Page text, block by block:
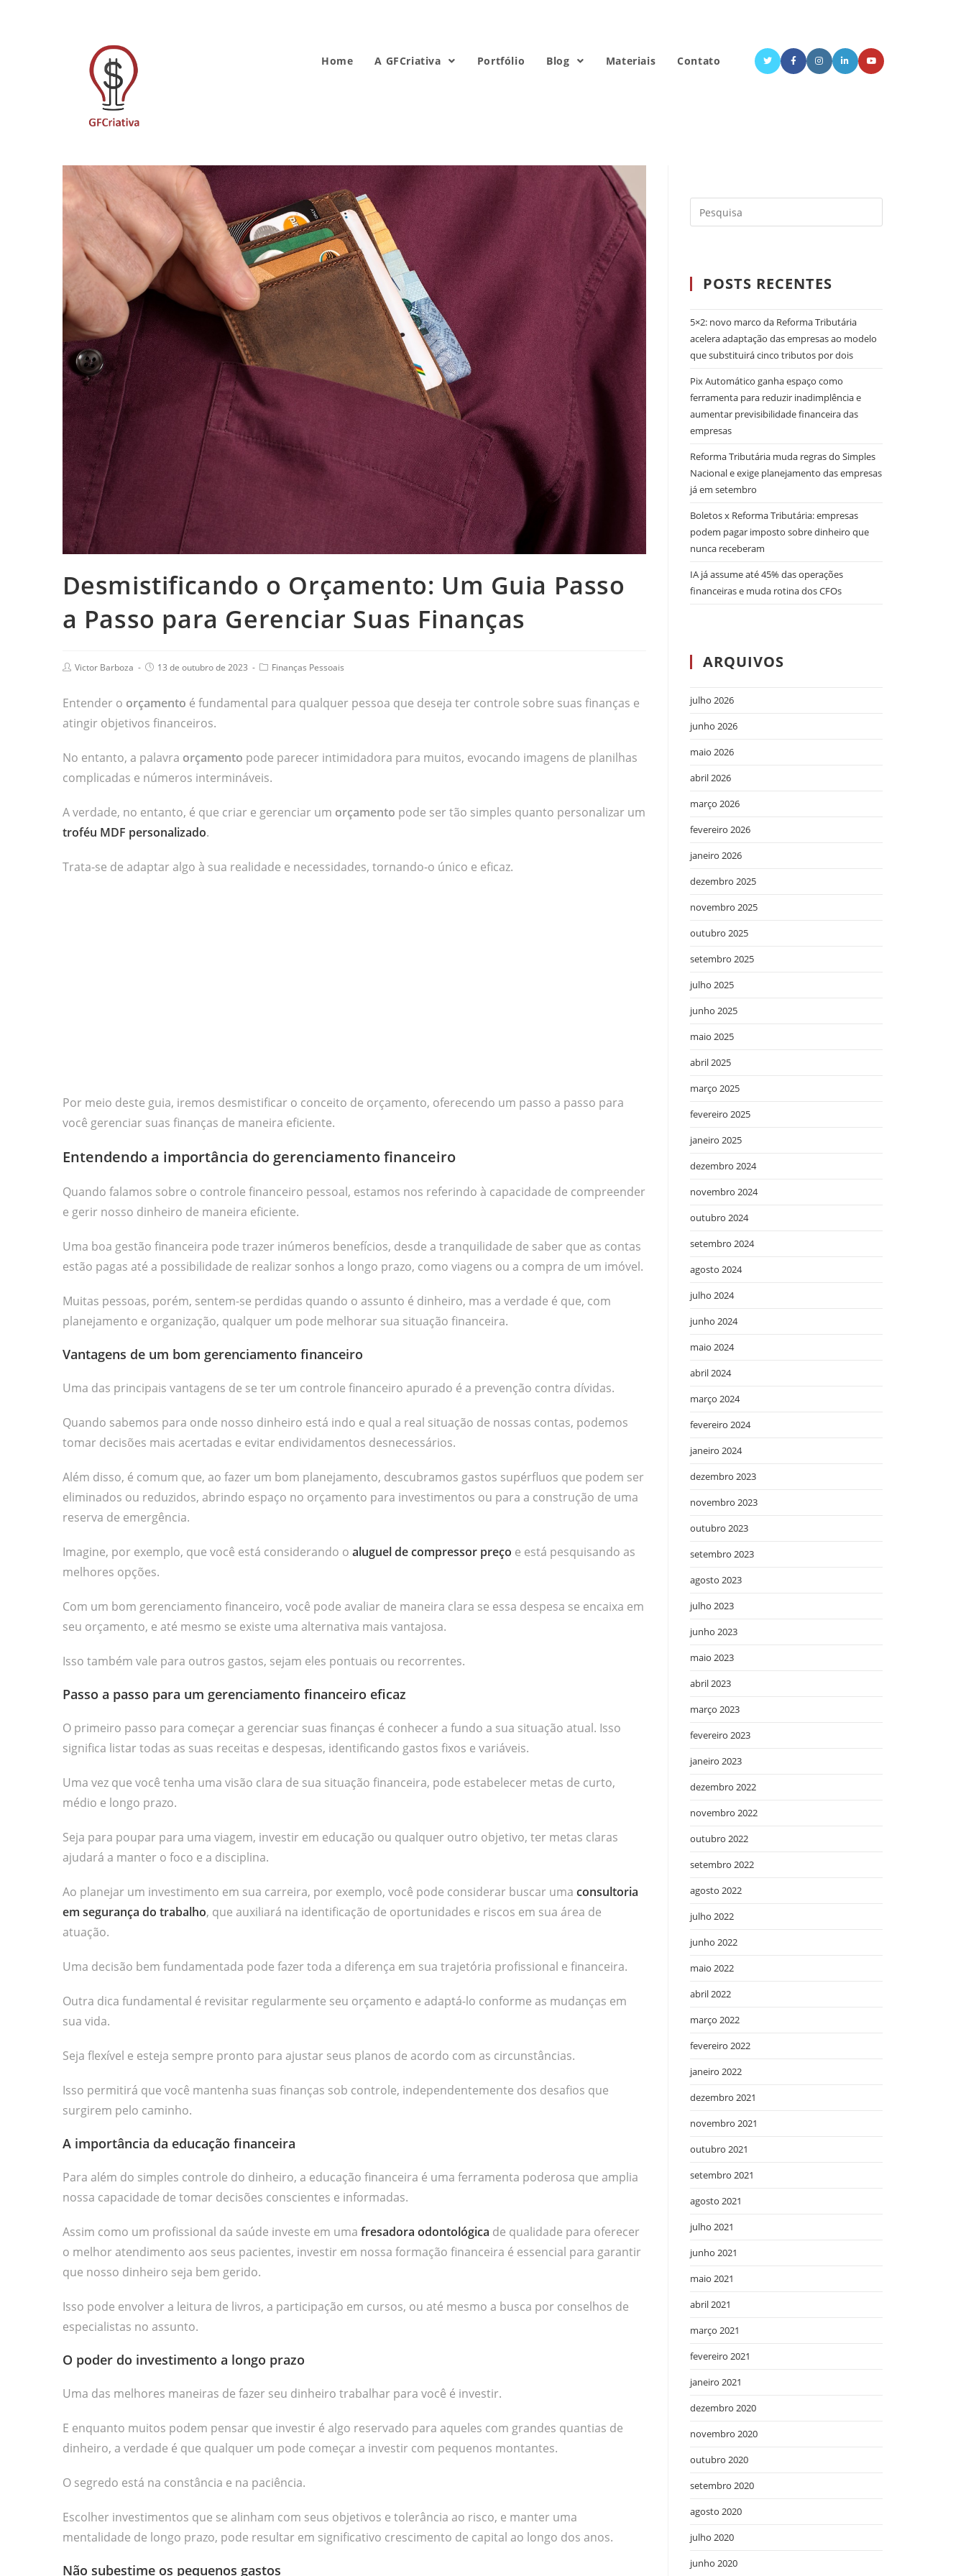
Home A GFCriativa Portfólio Blog Materiais Contato
Desmistificando o Orçamento: Um Guia Passo
a Passo para Gerenciar Suas Finanças
Victor Barboza 13 de outubro de 2023 Finanças Pessoais
Entender o orçamento é fundamental para qualquer pessoa que deseja ter controle sobre suas finanças e
atingir objetivos financeiros.
No entanto, a palavra orçamento pode parecer intimidadora para muitos, evocando imagens de planilhas
complicadas e números intermináveis.
A verdade, no entanto, é que criar e gerenciar um orçamento pode ser tão simples quanto personalizar um
troféu MDF personalizado.
Trata-se de adaptar algo à sua realidade e necessidades, tornando-o único e eficaz.
Por meio deste guia, iremos desmistificar o conceito de orçamento, oferecendo um passo a passo para
você gerenciar suas finanças de maneira eficiente.
Entendendo a importância do gerenciamento financeiro
Quando falamos sobre o controle financeiro pessoal, estamos nos referindo à capacidade de compreender
e gerir nosso dinheiro de maneira eficiente.
Uma boa gestão financeira pode trazer inúmeros benefícios, desde a tranquilidade de saber que as contas
estão pagas até a possibilidade de realizar sonhos a longo prazo, como viagens ou a compra de um imóvel.
Muitas pessoas, porém, sentem-se perdidas quando o assunto é dinheiro, mas a verdade é que, com
planejamento e organização, qualquer um pode melhorar sua situação financeira.
Vantagens de um bom gerenciamento financeiro
Uma das principais vantagens de se ter um controle financeiro apurado é a prevenção contra dívidas.
Quando sabemos para onde nosso dinheiro está indo e qual a real situação de nossas contas, podemos
tomar decisões mais acertadas e evitar endividamentos desnecessários.
Além disso, é comum que, ao fazer um bom planejamento, descubramos gastos supérfluos que podem ser
eliminados ou reduzidos, abrindo espaço no orçamento para investimentos ou para a construção de uma
reserva de emergência.
Imagine, por exemplo, que você está considerando o aluguel de compressor preço e está pesquisando as
melhores opções.
Com um bom gerenciamento financeiro, você pode avaliar de maneira clara se essa despesa se encaixa em
seu orçamento, e até mesmo se existe uma alternativa mais vantajosa.
Isso também vale para outros gastos, sejam eles pontuais ou recorrentes.
Passo a passo para um gerenciamento financeiro eficaz
O primeiro passo para começar a gerenciar suas finanças é conhecer a fundo a sua situação atual. Isso
significa listar todas as suas receitas e despesas, identificando gastos fixos e variáveis.
Uma vez que você tenha uma visão clara de sua situação financeira, pode estabelecer metas de curto,
médio e longo prazo.
Seja para poupar para uma viagem, investir em educação ou qualquer outro objetivo, ter metas claras
ajudará a manter o foco e a disciplina.
Ao planejar um investimento em sua carreira, por exemplo, você pode considerar buscar uma consultoria
em segurança do trabalho, que auxiliará na identificação de oportunidades e riscos em sua área de
atuação.
Uma decisão bem fundamentada pode fazer toda a diferença em sua trajetória profissional e financeira.
Outra dica fundamental é revisitar regularmente seu orçamento e adaptá-lo conforme as mudanças em
sua vida.
Seja flexível e esteja sempre pronto para ajustar seus planos de acordo com as circunstâncias.
Isso permitirá que você mantenha suas finanças sob controle, independentemente dos desafios que
surgirem pelo caminho.
A importância da educação financeira
Para além do simples controle do dinheiro, a educação financeira é uma ferramenta poderosa que amplia
nossa capacidade de tomar decisões conscientes e informadas.
Assim como um profissional da saúde investe em uma fresadora odontológica de qualidade para oferecer
o melhor atendimento aos seus pacientes, investir em nossa formação financeira é essencial para garantir
que nosso dinheiro seja bem gerido.
Isso pode envolver a leitura de livros, a participação em cursos, ou até mesmo a busca por conselhos de
especialistas no assunto.
O poder do investimento a longo prazo
Uma das melhores maneiras de fazer seu dinheiro trabalhar para você é investir.
E enquanto muitos podem pensar que investir é algo reservado para aqueles com grandes quantias de
dinheiro, a verdade é que qualquer um pode começar a investir com pequenos montantes.
O segredo está na constância e na paciência.
Escolher investimentos que se alinham com seus objetivos e tolerância ao risco, e manter uma
mentalidade de longo prazo, pode resultar em significativo crescimento de capital ao longo dos anos.
Não subestime os pequenos gastos
POSTS RECENTES
5×2: novo marco da Reforma Tributária
acelera adaptação das empresas ao modelo
que substituirá cinco tributos por dois
Pix Automático ganha espaço como
ferramenta para reduzir inadimplência e
aumentar previsibilidade financeira das
empresas
Reforma Tributária muda regras do Simples
Nacional e exige planejamento das empresas
já em setembro
Boletos x Reforma Tributária: empresas
podem pagar imposto sobre dinheiro que
nunca receberam
IA já assume até 45% das operações
financeiras e muda rotina dos CFOs
ARQUIVOS
julho 2026
junho 2026
maio 2026
abril 2026
março 2026
fevereiro 2026
janeiro 2026
dezembro 2025
novembro 2025
outubro 2025
setembro 2025
julho 2025
junho 2025
maio 2025
abril 2025
março 2025
fevereiro 2025
janeiro 2025
dezembro 2024
novembro 2024
outubro 2024
setembro 2024
agosto 2024
julho 2024
junho 2024
maio 2024
abril 2024
março 2024
fevereiro 2024
janeiro 2024
dezembro 2023
novembro 2023
outubro 2023
setembro 2023
agosto 2023
julho 2023
junho 2023
maio 2023
abril 2023
março 2023
fevereiro 2023
janeiro 2023
dezembro 2022
novembro 2022
outubro 2022
setembro 2022
agosto 2022
julho 2022
junho 2022
maio 2022
abril 2022
março 2022
fevereiro 2022
janeiro 2022
dezembro 2021
novembro 2021
outubro 2021
setembro 2021
agosto 2021
julho 2021
junho 2021
maio 2021
abril 2021
março 2021
fevereiro 2021
janeiro 2021
dezembro 2020
novembro 2020
outubro 2020
setembro 2020
agosto 2020
julho 2020
junho 2020